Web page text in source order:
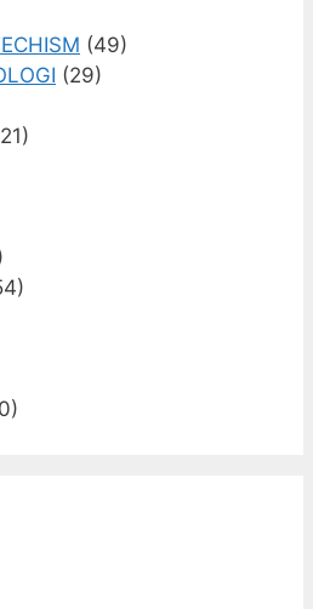
(49)
(29)